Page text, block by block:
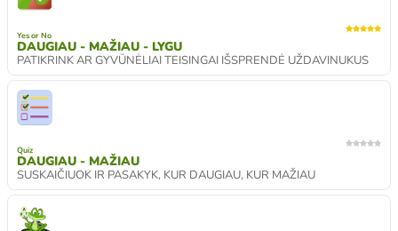
Yes or No
DAUGIAU - MAŽIAU - LYGU
PATIKRINK AR GYVŪNĖLIAI TEISINGAI IŠSPRENDĖ UŽDAVINUKUS
Quiz
DAUGIAU - MAŽIAU
SUSKAIČIUOK IR PASAKYK, KUR DAUGIAU, KUR MAŽIAU